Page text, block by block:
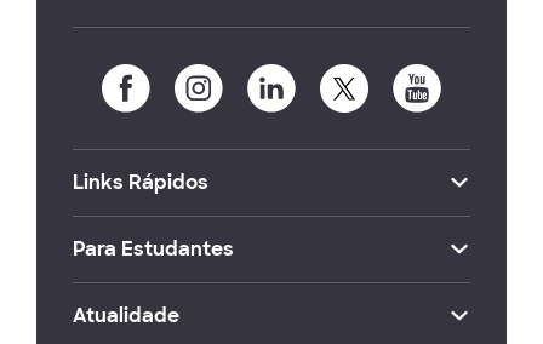
Links Rápidos
Para Estudantes
Atualidade